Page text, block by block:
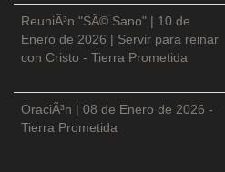
ReuniÃ³n "SÃ© Sano" | 10 de
Enero de 2026 | Servir para reinar
con Cristo - Tierra Prometida
OraciÃ³n | 08 de Enero de 2026 -
Tierra Prometida